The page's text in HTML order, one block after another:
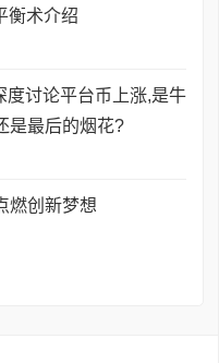
衡术介绍
度讨论平台币上涨,是牛
是最后的烟花?
燃创新梦想